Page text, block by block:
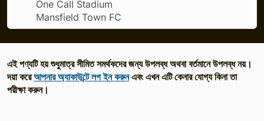
One Call Stadium
Mansfield Town FC
এই পণ্যটি হয় শুধুমাত্র সীমিত সমর্থকদের জন্য উপলব্ধ অথবা বর্তমানে উপলব্ধ নয়।
দয়া করেআপনার অ্যাকাউন্টে লগ ইন করুনএবং এখন এটি কেনার যোগ্য কিনা তা
পরীক্ষা করুন।